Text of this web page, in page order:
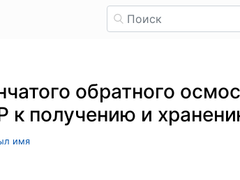
обратного
к получению и
имя